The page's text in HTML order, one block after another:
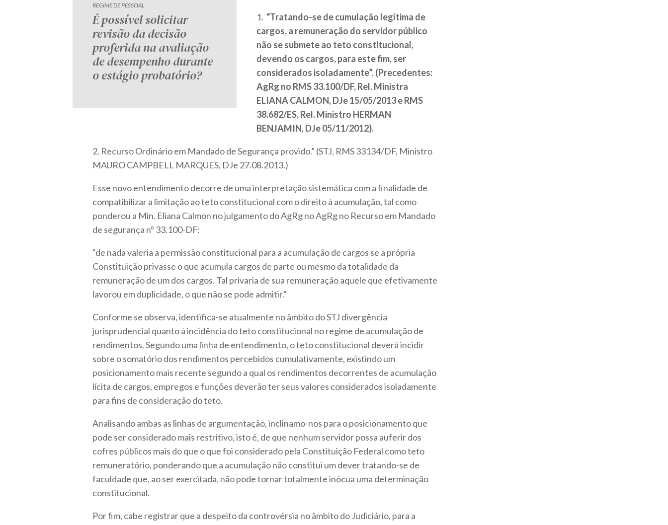
REGIME DE PESSOAL
É possível solicitar
revisão da decisão
proferida na avaliação
de desempenho durante
o estágio probatório?
1. “Tratando-se de cumulação legítima de
cargos, a remuneração do servidor público
não se submete ao teto constitucional,
devendo os cargos, para este fim, ser
considerados isoladamente”. (Precedentes:
AgRg no RMS 33.100/DF, Rel. Ministra
ELIANA CALMON, DJe 15/05/2013 e RMS
38.682/ES, Rel. Ministro HERMAN
BENJAMIN, DJe 05/11/2012).
2. Recurso Ordinário em Mandado de Segurança provido.” (STJ, RMS 33134/DF, Ministro
MAURO CAMPBELL MARQUES, DJe 27.08.2013.)
Esse novo entendimento decorre de uma interpretação sistemática com a finalidade de
compatibilizar a limitação ao teto constitucional com o direito à acumulação, tal como
ponderou a Min. Eliana Calmon no julgamento do AgRg no AgRg no Recurso em Mandado
de segurança nº 33.100-DF:
“de nada valeria a permissão constitucional para a acumulação de cargos se a própria
Constituição privasse o que acumula cargos de parte ou mesmo da totalidade da
remuneração de um dos cargos. Tal privaria de sua remuneração aquele que efetivamente
lavorou em duplicidade, o que não se pode admitir.”
Conforme se observa, identifica-se atualmente no âmbito do STJ divergência
jurisprudencial quanto à incidência do teto constitucional no regime de acumulação de
rendimentos. Segundo uma linha de entendimento, o teto constitucional deverá incidir
sobre o somatório dos rendimentos percebidos cumulativamente, existindo um
posicionamento mais recente segundo a qual os rendimentos decorrentes de acumulação
lícita de cargos, empregos e funções deverão ter seus valores considerados isoladamente
para fins de consideração do teto.
Analisando ambas as linhas de argumentação, inclinamo-nos para o posicionamento que
pode ser considerado mais restritivo, isto é, de que nenhum servidor possa auferir dos
cofres públicos mais do que o que foi considerado pela Constituição Federal como teto
remuneratório, ponderando que a acumulação não constitui um dever tratando-se de
faculdade que, ao ser exercitada, não pode tornar totalmente inócua uma determinação
constitucional.
Por fim, cabe registrar que a despeito da controvérsia no âmbito do Judiciário, para a